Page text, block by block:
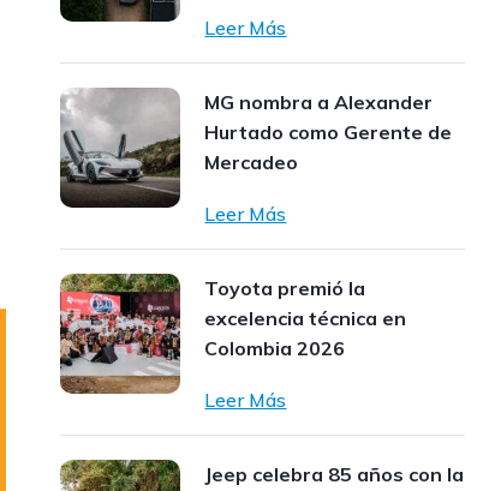
Leer Más
MG nombra a Alexander
Hurtado como Gerente de
Mercadeo
Leer Más
Toyota premió la
excelencia técnica en
Colombia 2026
Leer Más
Jeep celebra 85 años con la